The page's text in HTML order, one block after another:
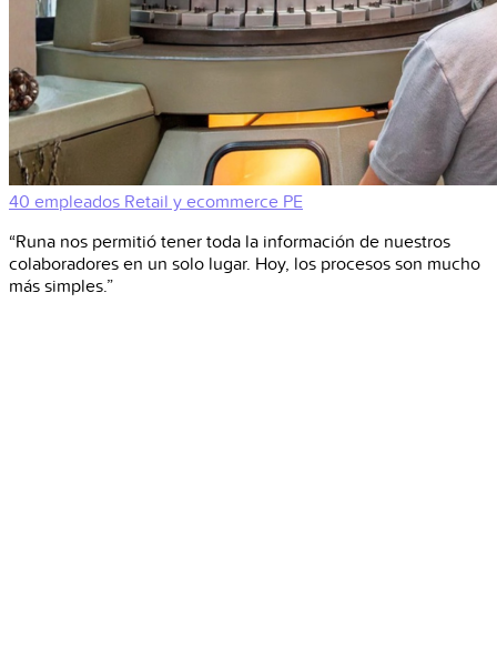
40 empleados Retail y ecommerce PE
“Runa nos permitió tener toda la información de nuestros
colaboradores en un solo lugar. Hoy, los procesos son mucho
más simples.”